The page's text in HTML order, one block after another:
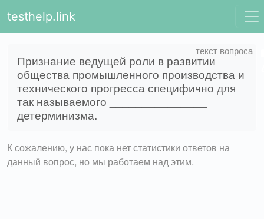
testhelp.link
Признание ведущей роли в развитии
общества промышленного производства и
технического прогресса специфично для
так называемого _______________
детерминизма.
К сожалению, у нас пока нет статистики ответов на
данный вопрос, но мы работаем над этим.